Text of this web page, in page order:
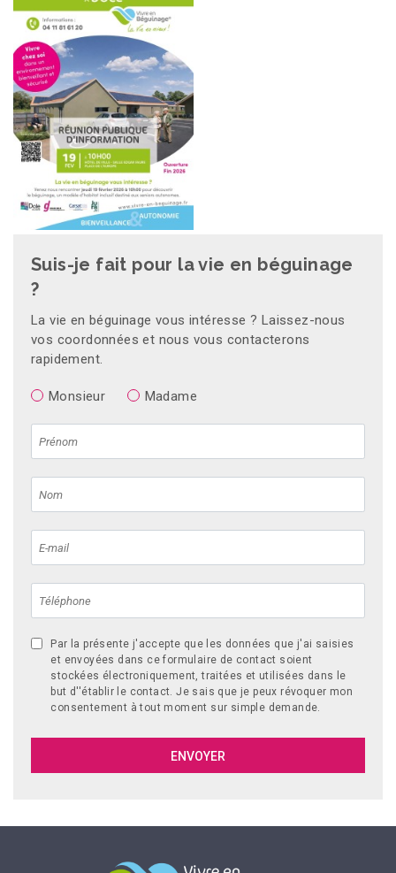
Suis-je fait pour la vie en béguinage
?
La vie en béguinage vous intéresse ? Laissez-nous
vos coordonnées et nous vous contacterons
rapidement.
Monsieur Madame
Par la présente j'accepte que les données que j'ai saisies
et envoyées dans ce formulaire de contact soient
stockées électroniquement, traitées et utilisées dans le
but d''établir le contact. Je sais que je peux révoquer mon
consentement à tout moment sur simple demande.